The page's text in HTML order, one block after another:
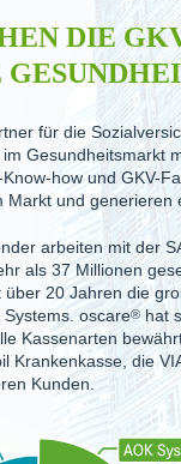
DIE
für die
Gesund­heitsmarkt
how und GKV-
Markt und generieren
arbeiten mit der
als 37 Millionen
über 20 Jahren die
Systems. oscare® hat
Kassenarten
Krankenkasse, die
Kunden.